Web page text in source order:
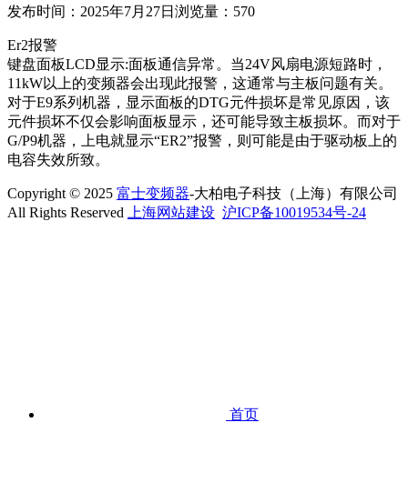
发布时间：2025年7月27日 浏览量：570
Er2报警
键盘面板LCD显示:面板通信异常。当24V风扇电源短路时，
11kW以上的变频器会出现此报警，这通常与主板问题有关。
对于E9系列机器，显示面板的DTG元件损坏是常见原因，该
元件损坏不仅会影响面板显示，还可能导致主板损坏。而对于
G/P9机器，上电就显示“ER2”报警，则可能是由于驱动板上的
电容失效所致。
Copyright © 2025 富士变频器-大柏电子科技（上海）有限公司
All Rights Reserved
上海网站建设 沪ICP备10019534号-24
首页